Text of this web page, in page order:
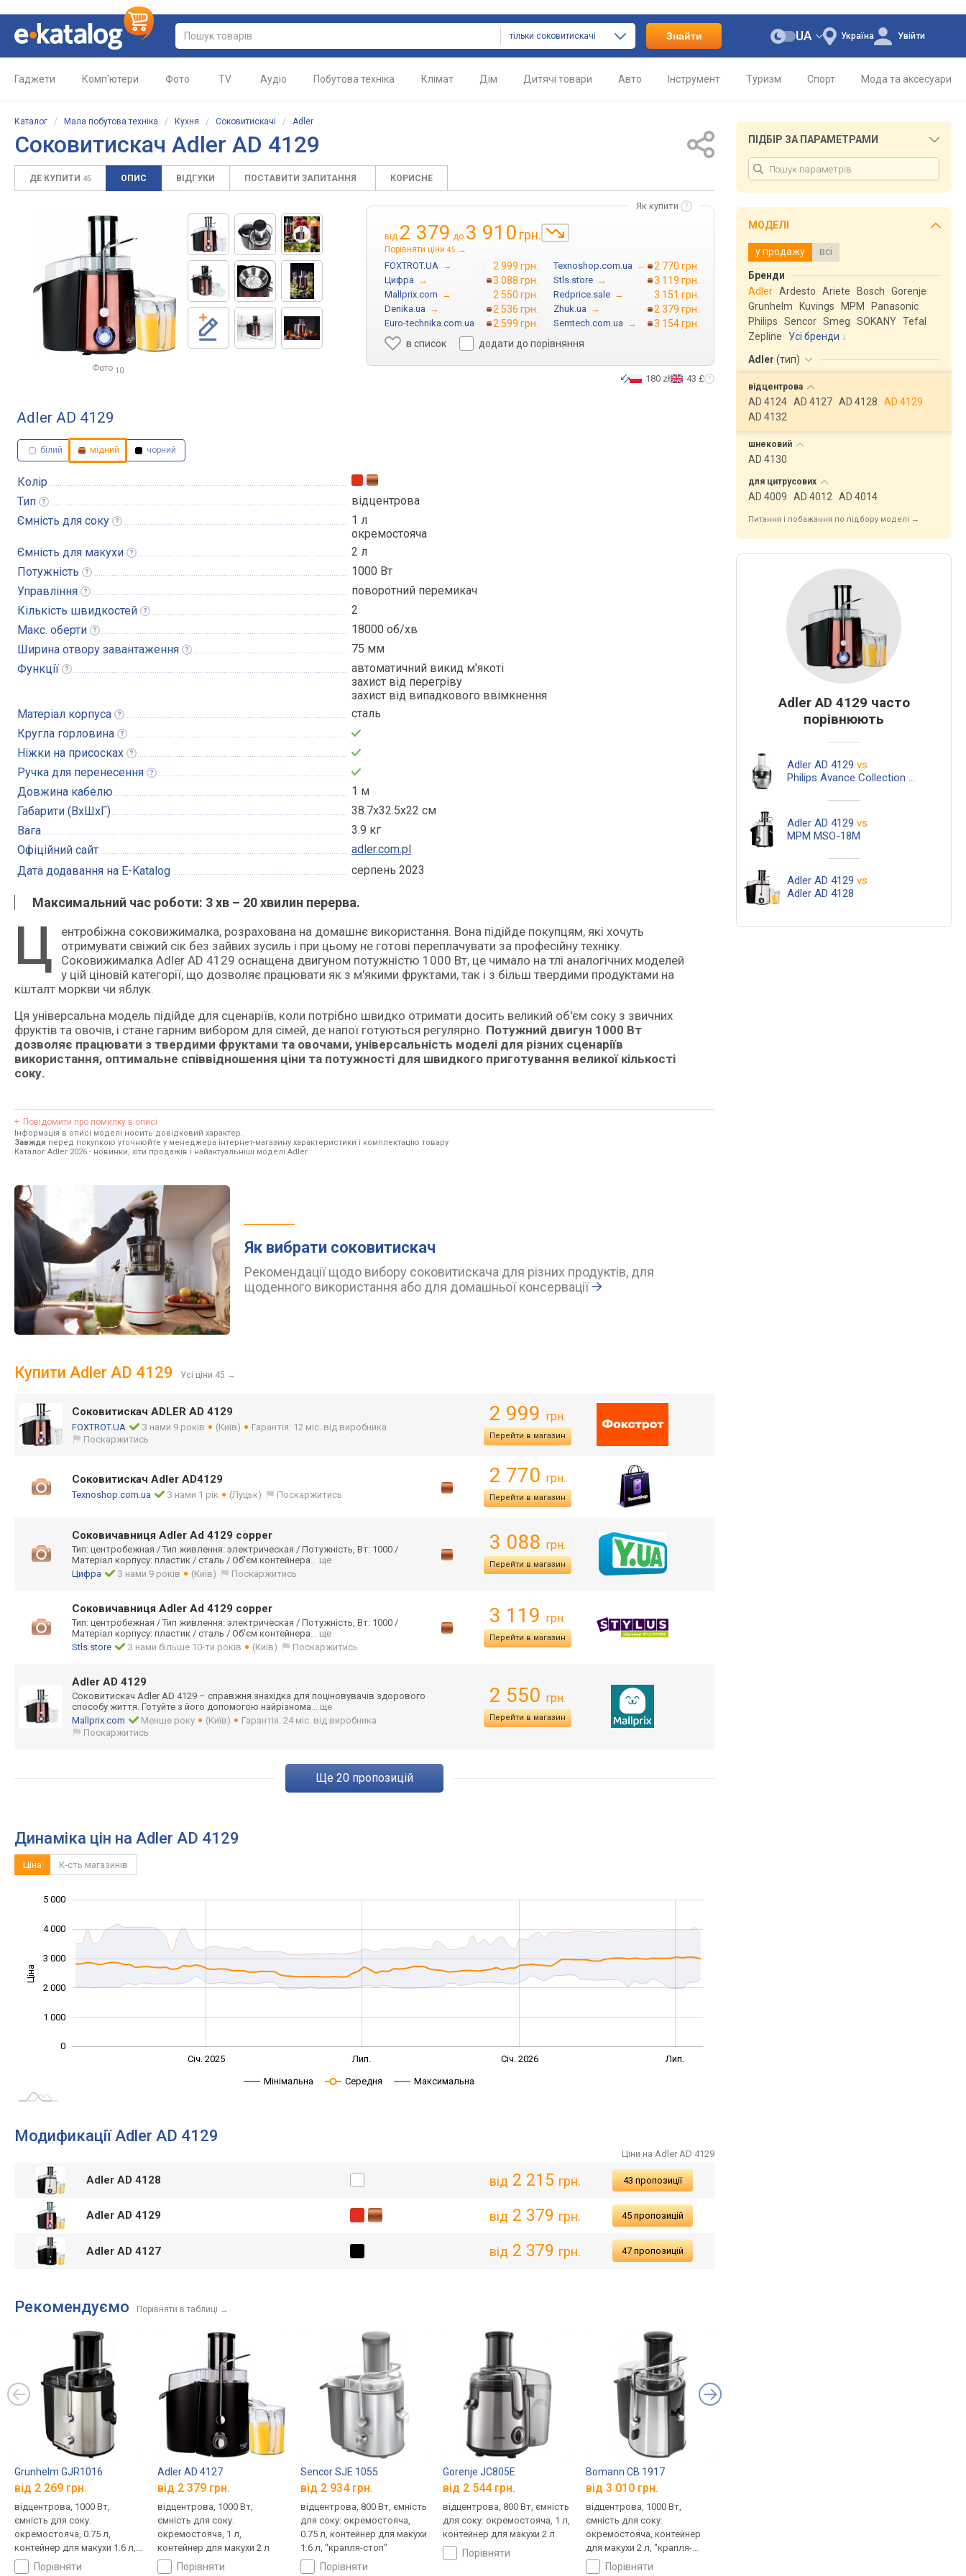
тільки соковитискачі Знайти Україна
UA Увійти
Гаджети Комп'ютери Фото TV Аудіо Побутова техніка Клімат Дім Дитячі товари Авто Інструмент Туризм Спорт Мода та аксесуари
Каталог / Мала побутова техніка / Кухня / Соковитискачі / Adler
Соковитискач Adler AD 4129
ДЕ КУПИТИ 45 ОПИС ВІДГУКИ ПОСТАВИТИ ЗАПИТАННЯ КОРИСНЕ
Фото 10
Як купити
від 2 379 до 3 910 грн.
Порівняти ціни 45 →
FOXTROT.UA → 2 999 грн. Texnoshop.com.ua → 2 770 грн.
Цифра → 3 088 грн. Stls.store → 3 119 грн.
Mallprix.com → 2 550 грн. Redprice.sale → 3 151 грн.
Denika.ua → 2 536 грн. Zhuk.ua → 2 379 грн.
Euro-technika.com.ua → 2 599 грн. Semtech.com.ua →
3 154 грн.
в список
додати до порівняння
180 zł 43 £
Adler AD 4129
білий мідний чорний
Колір
Тип
відцентрова
Ємність для соку
1 л
окремостояча
Ємність для макухи
2 л
Потужність
1000 Вт
Управління
поворотний перемикач
Кількість швидкостей
2
Макс. оберти
18000 об/хв
Ширина отвору завантаження
75 мм
Функції
автоматичний викид м'якоті
захист від перегріву
захист від випадкового ввімкнення
Матеріал корпуса
сталь
Кругла горловина
Ніжки на присосках
Ручка для перенесення
Довжина кабелю
1 м
Габарити (ВxШxГ)
38.7х32.5х22 см
Вага
3.9 кг
Офіційний сайт
adler.com.pl
Дата додавання на E-Katalog
серпень 2023
Максимальний час роботи: 3 хв – 20 хвилин перерва.
Ц
ентробіжна соковижималка, розрахована на домашнє використання. Вона підійде покупцям, які хочуть
отримувати свіжий сік без зайвих зусиль і при цьому не готові переплачувати за професійну техніку.
Соковижималка Adler AD 4129 оснащена двигуном потужністю 1000 Вт, це чимало на тлі аналогічних моделей
у цій ціновій категорії, що дозволяє працювати як з м'якими фруктами, так і з більш твердими продуктами на
кшталт моркви чи яблук.
Ця універсальна модель підійде для сценаріїв, коли потрібно швидко отримати досить великий об'єм соку з звичних
фруктів та овочів, і стане гарним вибором для сімей, де напої готуються регулярно. Потужний двигун 1000 Вт
дозволяє працювати з твердими фруктами та овочами, універсальність моделі для різних сценаріїв
використання, оптимальне співвідношення ціни та потужності для швидкого приготування великої кількості
соку.
Повідомити про помилку в описі
Інформація в описі моделі носить довідковий характер.
Завжди перед покупкою уточнюйте у менеджера інтернет-магазину характеристики і комплектацію товару
Каталог Adler 2026 - новинки, хіти продажів і найактуальніші моделі Adler.
Як вибрати соковитискач
Рекомендації щодо вибору соковитискача для різних продуктів, для
щоденного використання або для домашньої консервації
Купити Adler AD 4129 Усі ціни 45 →
Соковитискач ADLER AD 4129
FOXTROT.UA З нами 9 років (Київ)
Гарантія: 12 міс. від виробника
Поскаржитись
2 999 грн.
Перейти в магазин
Соковитискач Adler AD4129
Texnoshop.com.ua З нами 1 рік (Луцьк) Поскаржитись
2 770 грн.
Перейти в магазин
Соковичавниця Adler Ad 4129 copper
Тип: центробежная / Тип живлення: электрическая / Потужність, Вт: 1000 /
Матеріал корпусу: пластик / сталь / Об'єм контейнера... ще
Цифра
З нами 9 років (Київ) Поскаржитись
3 088 грн.
Перейти в магазин
Соковичавниця Adler Ad 4129 copper
Тип: центробежная / Тип живлення: электрическая / Потужність, Вт: 1000 /
Матеріал корпусу: пластик / сталь / Об'єм контейнера... ще
Stls.store
З нами більше 10-ти років (Київ) Поскаржитись
3 119 грн.
Перейти в магазин
Adler AD 4129
Соковитискач Adler AD 4129 – справжня знахідка для поціновувачів здорового
способу життя. Готуйте з його допомогою найрізнома... ще
Mallprix.com
Менше року (Київ)
Гарантія: 24 міс. від виробника
Поскаржитись
2 550 грн.
Перейти в магазин
ще 20 пропозицій
Динаміка цін на Adler AD 4129
Ціна К-сть магазинів
Ціна
0
1 000
2 000
3 000
4 000
5 000
Січ. 2025 Лип. Січ. 2026 Лип.
Мінімальна Середня Максимальна
Модификації Adler AD 4129
Ціни на Adler AD 4129
Adler AD 4128 від 2 215 грн. 43 пропозиції
Adler AD 4129 від 2 379 грн. 45 пропозицій
Adler AD 4127 від 2 379 грн. 47 пропозицій
Рекомендуємо Порівняти в таблиці →
Grunhelm GJR1016
від 2 269 грн.
відцентрова, 1000 Вт,
ємність для соку:
окремостояча, 0.75 л,
контейнер для макухи 1.6 л,
"крапля-стоп"
порівняти
Adler AD 4127
від 2 379 грн.
відцентрова, 1000 Вт,
ємність для соку:
окремостояча, 1 л,
контейнер для макухи 2 л
порівняти
Sencor SJE 1055
від 2 934 грн.
відцентрова, 800 Вт, ємність
для соку: окремостояча,
0.75 л, контейнер для макухи
1.6 л, "крапля-стоп"
порівняти
Gorenje JC805E
від 2 544 грн.
відцентрова, 800 Вт, ємність
для соку: окремостояча, 1 л,
контейнер для макухи 2 л
порівняти
Bomann CB 1917
від 3 010 грн.
відцентрова, 1000 Вт,
ємність для соку:
окремостояча, контейнер
для макухи 2 л, "крапля-
стоп"порівняти
ПІДБІР ЗА ПАРАМЕТРАМИ
МОДЕЛІ
у продажу всі
Бренди
Adler Ardesto Ariete Bosch
Gorenje
Grunhelm
Kuvings MPM
Panasonic
Philips
Sencor Smeg SOKANY Tefal
Zepline
Усі бренди
Adler (тип)
відцентрова
AD 4124 AD 4127 AD 4128
AD 4129
AD 4132
шнековий
AD 4130
для цитрусових
AD 4009 AD 4012 AD 4014
Питання і побажання по підбору моделі →
Adler AD 4129 часто
порівнюють
Adler AD 4129 vs
Philips Avance Collection HR1922/20
Adler AD 4129 vs
MPM MSO-18M
Adler AD 4129 vs
Adler AD 4128